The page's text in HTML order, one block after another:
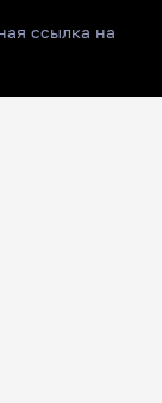
ссылка на